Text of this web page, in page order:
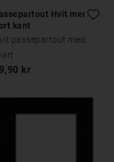
Hvit med
kant
passepartout med
kr